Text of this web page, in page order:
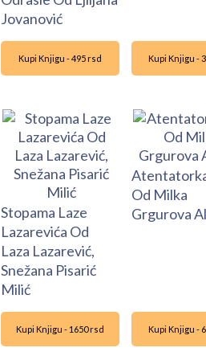
Jovanović
Kupi Knjigu - 495 rsd
Stopama Laze
Lazarevića Od
Laza Lazarević,
Snežana Pisarić
Milić
Kupi Knjigu -
Od Milka
Grgurova
Kupi Knjigu - 1650 rsd Kupi Knjigu -